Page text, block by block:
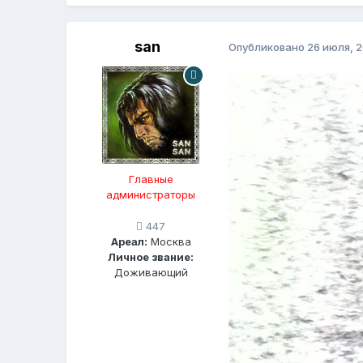
san
Главные
администраторы
447
Ареал: Москва
Личное звание:
Доживающий
Опубликовано 26 июля,